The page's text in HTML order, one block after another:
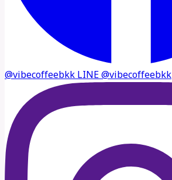
@vibecoffeebkkLINE@vibecoffeebkk